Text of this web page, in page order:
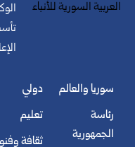
سوريا والعالم
رئاسة
الجمهورية
دولي
تعليم
ثقافة